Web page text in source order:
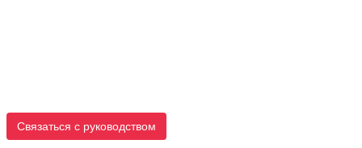
Связаться с руководством